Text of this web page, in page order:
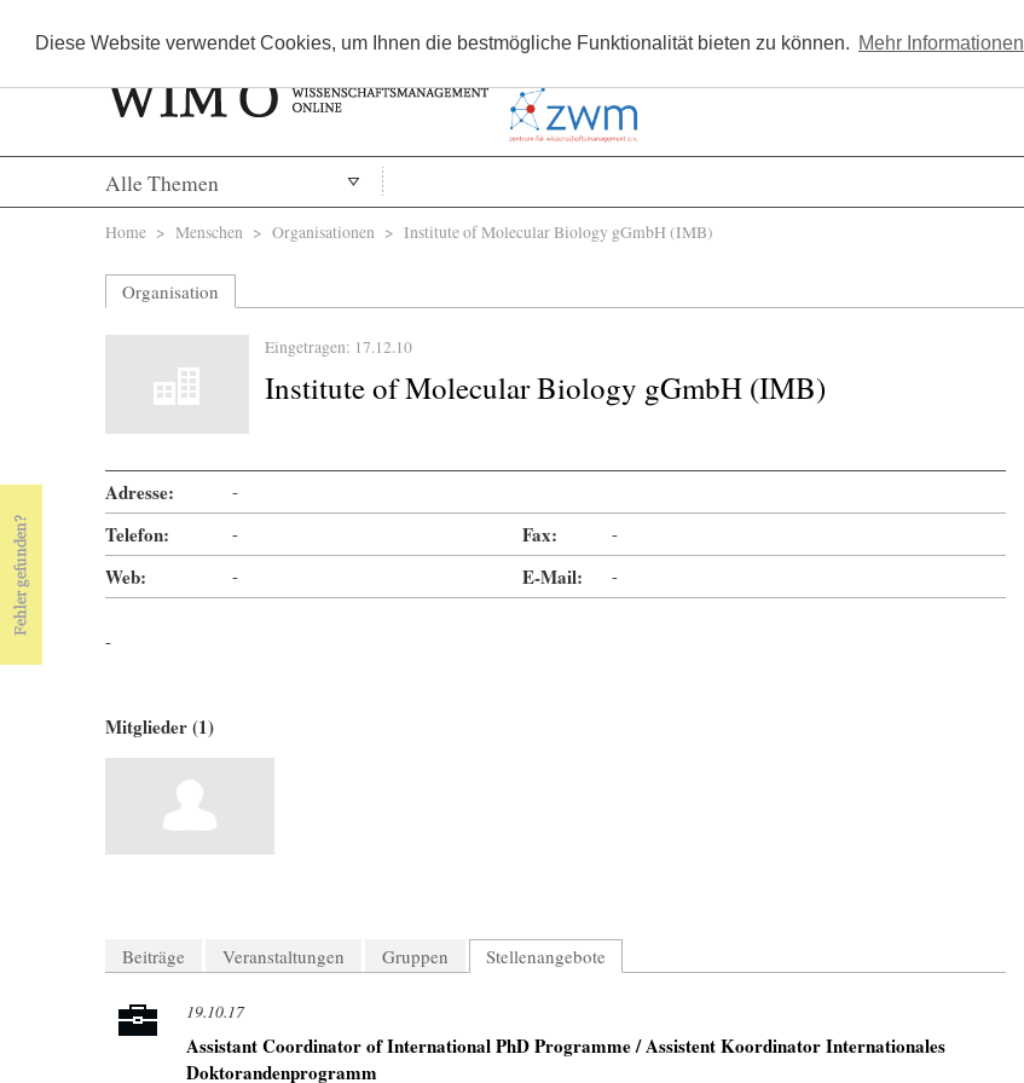
Diese Website verwendet Cookies, um Ihnen die bestmögliche Funktionalität bieten zu können. Mehr Informationen
Kostenlos registrieren
Alle Themen
Sie sind hier
Home > Menschen > Organisationen > Institute of Molecular Biology gGmbH (IMB)
Organisation
Eingetragen: 17.12.10
Institute of Molecular Biology gGmbH (IMB)
Adresse: -
Telefon: - Fax: -
Web: - E-Mail: -
-
Mitglieder (1)
Beiträge Veranstaltungen Gruppen Stellenangebote
19.10.17
Assistant Coordinator of International PhD Programme / Assistent Koordinator Internationales
Doktorandenprogramm